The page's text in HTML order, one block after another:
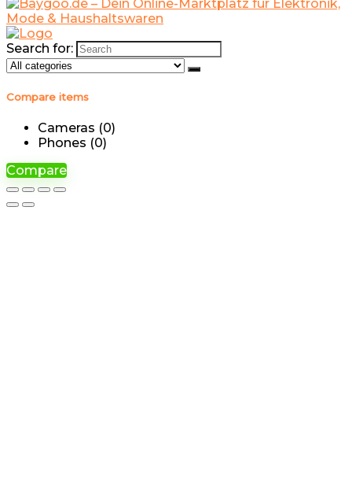
Search for:
Compare items
Cameras (0)
Phones (0)
Compare